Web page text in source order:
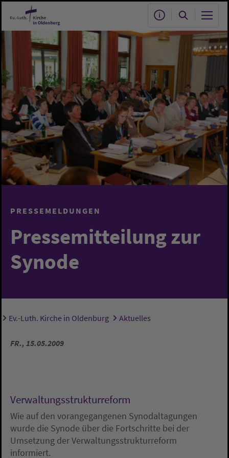
Zum Hauptinhalt springen
PRESSEMELDUNGEN
Pressemitteilung zur
Synode
Sie sind hier:
Ev.-Luth. Kirche in Oldenburg Aktuelles
FR., 15.05.2009
Verwaltungsstrukturreform
Wie auf den vorangegangenen Synodaltagungen
wurde die Synode über die Fortschritte bei der
Umsetzung der Verwaltungsstrukturreform
informiert.